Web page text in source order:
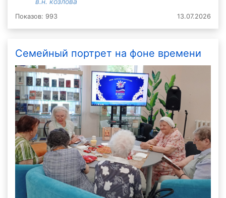
Показов: 993 13.07.2026
Семейный портрет на фоне времени